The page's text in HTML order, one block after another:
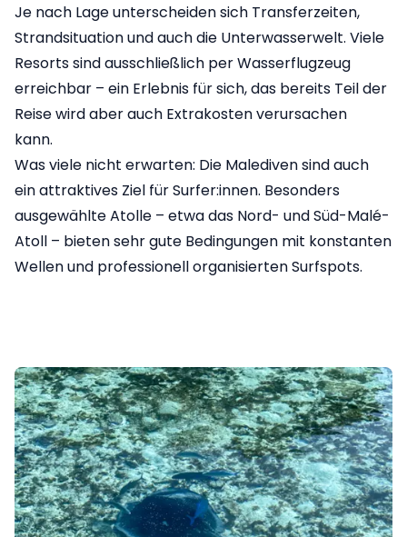
Je nach Lage unterscheiden sich Transferzeiten,
Strandsituation und auch die Unterwasserwelt. Viele
Resorts sind ausschließlich per Wasserflugzeug
erreichbar – ein Erlebnis für sich, das bereits Teil der
Reise wird aber auch Extrakosten verursachen
kann.
Was viele nicht erwarten: Die Malediven sind auch
ein attraktives Ziel für Surfer:innen. Besonders
ausgewählte Atolle – etwa das Nord- und Süd-Malé-
Atoll – bieten sehr gute Bedingungen mit konstanten
Wellen und professionell organisierten Surfspots.